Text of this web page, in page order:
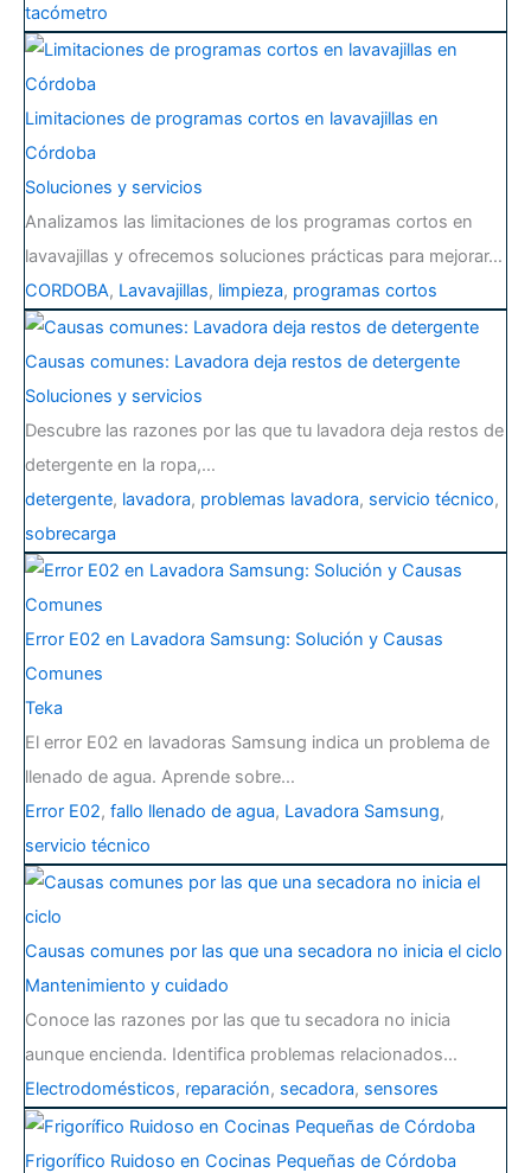
tacómetro
Limitaciones de programas cortos en lavavajillas en
Córdoba
Soluciones y servicios
Analizamos las limitaciones de los programas cortos en
lavavajillas y ofrecemos soluciones prácticas para mejorar…
CORDOBA, Lavavajillas, limpieza, programas cortos
Causas comunes: Lavadora deja restos de detergente
Soluciones y servicios
Descubre las razones por las que tu lavadora deja restos de
detergente en la ropa,…
detergente, lavadora, problemas lavadora, servicio técnico,
sobrecarga
Error E02 en Lavadora Samsung: Solución y Causas
Comunes
Teka
El error E02 en lavadoras Samsung indica un problema de
llenado de agua. Aprende sobre…
Error E02, fallo llenado de agua, Lavadora Samsung,
servicio técnico
Causas comunes por las que una secadora no inicia el ciclo
Mantenimiento y cuidado
Conoce las razones por las que tu secadora no inicia
aunque encienda. Identifica problemas relacionados…
Electrodomésticos, reparación, secadora, sensores
Frigorífico Ruidoso en Cocinas Pequeñas de Córdoba